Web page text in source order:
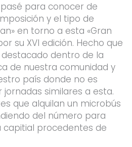
para conocer de
y el tipo de
en torno a esta «Gran
su XVI edición. Hecho que
dentro de la
de nuestra comunidad y
país donde no es
similares a esta.
que alquilan un microbús
del número para
procedentes de